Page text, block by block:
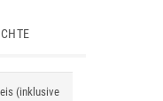
(inklusive